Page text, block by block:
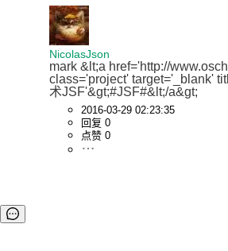
NicolasJson
mark &lt;a href='http://
class='project' target='_blank'
术JSF'&gt;#JSF#&lt;/a&gt;
2016-03-29 02:23:35
回复 0
点赞 0